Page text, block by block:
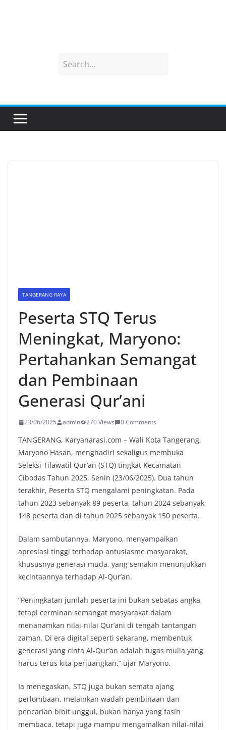
TANGERANG RAYA
Peserta STQ Terus
Meningkat, Maryono:
Pertahankan Semangat
dan Pembinaan
Generasi Qur’ani
23/06/2025 admin 270 Views 0 Comments
TANGERANG, Karyanarasi.com – Wali Kota Tangerang,
Maryono Hasan, menghadiri sekaligus membuka
Seleksi Tilawatil Qur’an (STQ) tingkat Kecamatan
Cibodas Tahun 2025, Senin (23/06/2025). Dua tahun
terakhir, Peserta STQ mengalami peningkatan. Pada
tahun 2023 sebanyak 89 peserta, tahun 2024 sebanyak
148 peserta dan di tahun 2025 sebanyak 150 peserta.
Dalam sambutannya, Maryono, menyampaikan
apresiasi tinggi terhadap antusiasme masyarakat,
khususnya generasi muda, yang semakin menunjukkan
kecintaannya terhadap Al-Qur’an.
“Peningkatan jumlah peserta ini bukan sebatas angka,
tetapi cerminan semangat masyarakat dalam
menanamkan nilai-nilai Qur’ani di tengah tantangan
zaman. Di era digital seperti sekarang, membentuk
generasi yang cinta Al-Qur’an adalah tugas mulia yang
harus terus kita perjuangkan,” ujar Maryono.
Ia menegaskan, STQ juga bukan semata ajang
perlombaan, melainkan wadah pembinaan dan
pencarian bibit unggul, bukan hanya yang fasih
membaca, tetapi juga mampu mengamalkan nilai-nilai